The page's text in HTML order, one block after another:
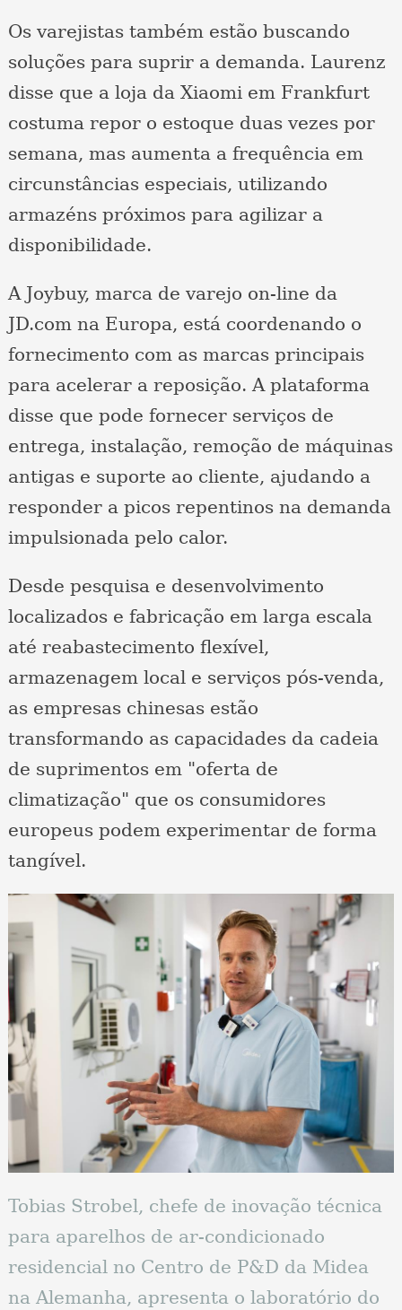
Os varejistas também estão buscando
soluções para suprir a demanda. Laurenz
disse que a loja da Xiaomi em Frankfurt
costuma repor o estoque duas vezes por
semana, mas aumenta a frequência em
circunstâncias especiais, utilizando
armazéns próximos para agilizar a
disponibilidade.
A Joybuy, marca de varejo on-line da
JD.com na Europa, está coordenando o
fornecimento com as marcas principais
para acelerar a reposição. A plataforma
disse que pode fornecer serviços de
entrega, instalação, remoção de máquinas
antigas e suporte ao cliente, ajudando a
responder a picos repentinos na demanda
impulsionada pelo calor.
Desde pesquisa e desenvolvimento
localizados e fabricação em larga escala
até reabastecimento flexível,
armazenagem local e serviços pós-venda,
as empresas chinesas estão
transformando as capacidades da cadeia
de suprimentos em "oferta de
climatização" que os consumidores
europeus podem experimentar de forma
tangível.
Tobias Strobel, chefe de inovação técnica
para aparelhos de ar-condicionado
residencial no Centro de P&D da Midea
na Alemanha, apresenta o laboratório do